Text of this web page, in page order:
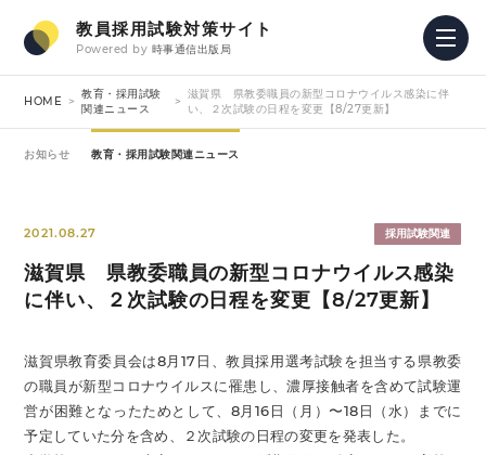
教員採用試験対策サイト
Powered by 時事通信出版局
HOME
教育・採用試験
関連ニュース
滋賀県 県教委職員の新型コロナウイルス感染に伴
い、２次試験の日程を変更【8/27更新】
お知らせ 教育・採用試験関連ニュース
2021.08.27 採用試験関連
滋賀県 県教委職員の新型コロナウイルス感染
に伴い、２次試験の日程を変更【8/27更新】
滋賀県教育委員会は8月17日、教員採用選考試験を担当する県教委
の職員が新型コロナウイルスに罹患し、濃厚接触者を含めて試験運
営が困難となったためとして、8月16日（月）〜18日（水）までに
予定していた分を含め、２次試験の日程の変更を発表した。